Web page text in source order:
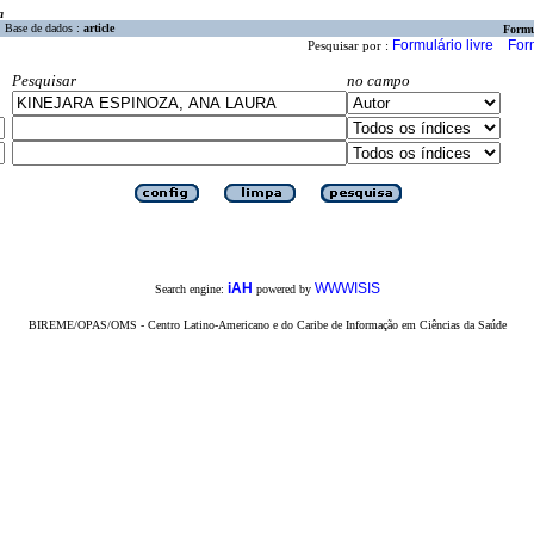
Base de dados : article
Pesquisar por : Formulário livre
Pesquisar
no campo
Search engine: iAH powered by WWWISIS
BIREME/OPAS/OMS - Centro Latino-Americano e do Caribe de Informação em Ciências da Saúde